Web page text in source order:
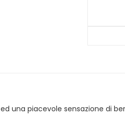
una piacevole sensazione di